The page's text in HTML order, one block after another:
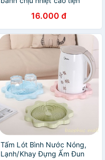
16.000 đ
Tấm Lót Bình Nước Nóng,
Lạnh/Khay Đựng Ấm Đun